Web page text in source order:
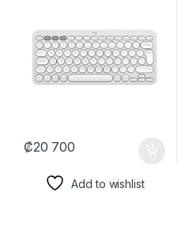
₡20 700
Add to wishlist